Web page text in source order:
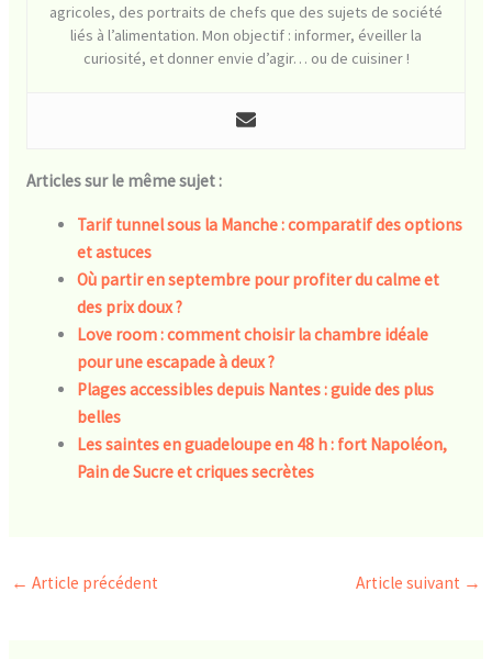
agricoles, des portraits de chefs que des sujets de société
liés à l’alimentation. Mon objectif : informer, éveiller la
curiosité, et donner envie d’agir… ou de cuisiner !
Articles sur le même sujet :
Tarif tunnel sous la Manche : comparatif des options
et astuces
Où partir en septembre pour profiter du calme et
des prix doux ?
Love room : comment choisir la chambre idéale
pour une escapade à deux ?
Plages accessibles depuis Nantes : guide des plus
belles
Les saintes en guadeloupe en 48 h : fort Napoléon,
Pain de Sucre et criques secrètes
← Article précédent Article suivant →